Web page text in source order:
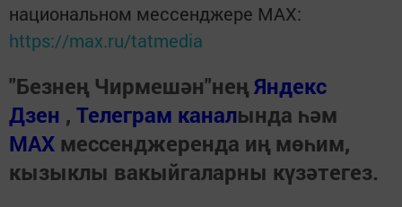
национальном мессенджере MАХ:
https://max.ru/tatmedia
"Безнең Чирмешән"неңЯндекс
Дзен , Телеграм каналында һәм
МАХ мессенджеренда иң мөһим,
кызыклы вакыйгаларны күзәтегез.